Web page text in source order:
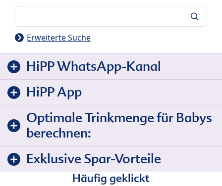
Erweiterte Suche
HiPP WhatsApp-Kanal
HiPP App
Optimale Trinkmenge für Babys
berechnen:
Exklusive Spar-Vorteile
Häufig geklickt